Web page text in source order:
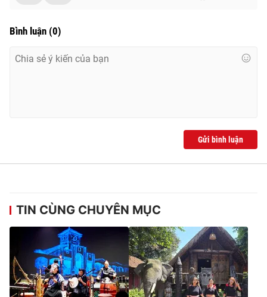
Bình luận (0)
Gửi bình luận
TIN CÙNG CHUYÊN MỤC